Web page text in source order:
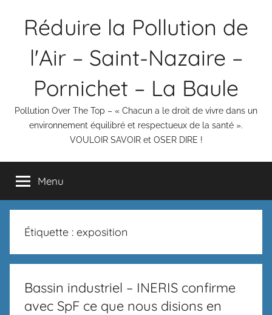
Réduire la Pollution de
l'Air – Saint-Nazaire –
Pornichet – La Baule
Pollution Over The Top – « Chacun a le droit de vivre dans un
environnement équilibré et respectueux de la santé ».
VOULOIR SAVOIR et OSER DIRE !
Menu
Étiquette : exposition
Bassin industriel – INERIS confirme
avec SpF ce que nous disions en